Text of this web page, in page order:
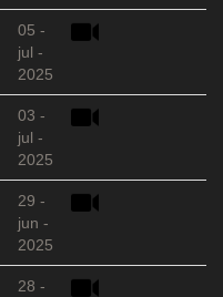
05 -
jul -
2025
03 -
jul -
2025
29 -
jun -
2025
28 -